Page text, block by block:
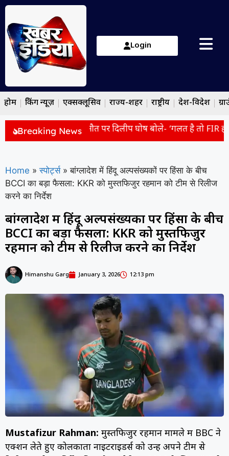
Login
होम ब्रेकिंग न्यूज़ एक्सक्लूसिव राज्य-शहर राष्ट्रीय देश-विदेश
Breaking News
की पुलिस कस्टडी में मौत पर दिलीप घोष बोले- ‘गलत है तो FIR होनी
Home » स्पोर्ट्स » बांग्लादेश में हिंदू अल्पसंख्यकों पर हिंसा के बीच
BCCI का बड़ा फैसला: KKR को मुस्तफिजुर रहमान को टीम से रिलीज
करने का निर्देश
बांग्लादेश में हिंदू अल्पसंख्यकों पर हिंसा के बीच
BCCI का बड़ा फैसला: KKR को मुस्तफिजुर
रहमान को टीम से रिलीज करने का निर्देश
Himanshu Garg January 3, 2026 12:13 pm
Mustafizur Rahman: मुस्तफिजुर रहमान मामले में BBC ने
एक्शन लेते हुए कोलकाता नाइटराइडर्स को उन्हें अपने टीम से